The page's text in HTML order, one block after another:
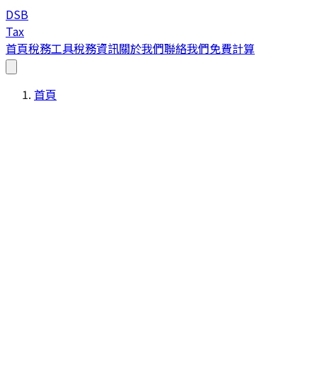
DSB
Tax
首頁稅務工具稅務資訊關於我們聯絡我們免費計算
首頁